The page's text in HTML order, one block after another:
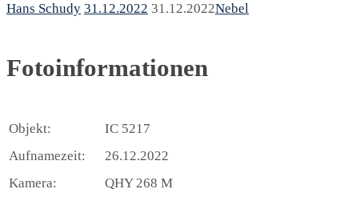
Hans Schudy 31.12.2022 31.12.2022Nebel
Fotoinformationen
Objekt:
IC 5217
Aufnamezeit:
26.12.2022
Kamera:
QHY 268 M